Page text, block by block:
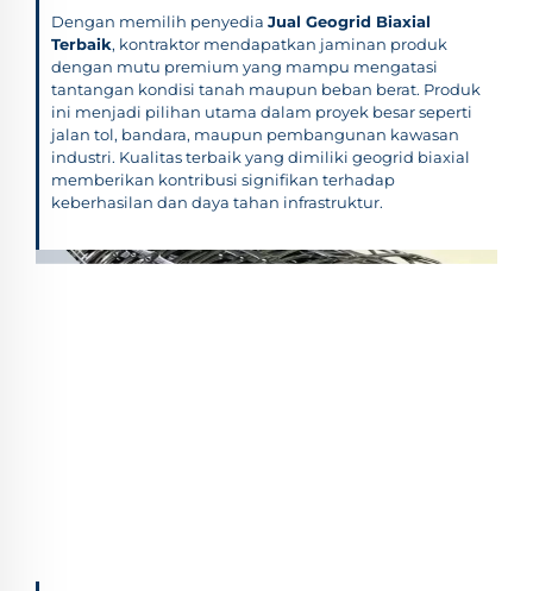
Dengan memilih penyedia Jual Geogrid Biaxial
Terbaik, kontraktor mendapatkan jaminan produk
dengan mutu premium yang mampu mengatasi
tantangan kondisi tanah maupun beban berat. Produk
ini menjadi pilihan utama dalam proyek besar seperti
jalan tol, bandara, maupun pembangunan kawasan
industri. Kualitas terbaik yang dimiliki geogrid biaxial
memberikan kontribusi signifikan terhadap
keberhasilan dan daya tahan infrastruktur.